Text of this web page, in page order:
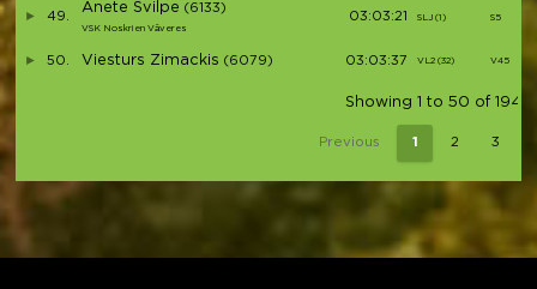
49.
Anete Švilpe (6133)
VSK Noskrien Vāveres
03:03:21 SLJ (1) S5
50. Viesturs Zimackis (6079) 03:03:37 VL2 (32) V45
Showing 1 to 50 of 194
Previous 1 2 3